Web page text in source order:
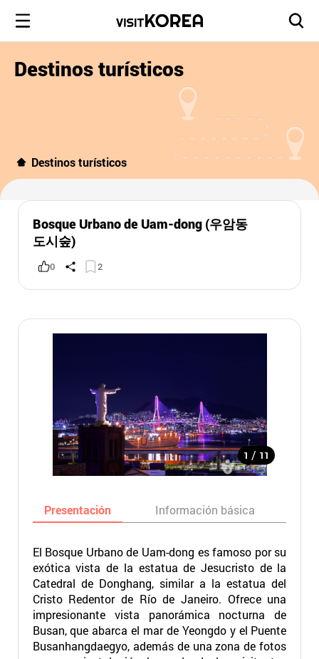
Destinos turísticos
Destinos turísticos
Bosque Urbano de Uam-dong (우암동
도시숲)
0 2
1 / 11
Presentación Información básica
El Bosque Urbano de Uam-dong es famoso por su
exótica vista de la estatua de Jesucristo de la
Catedral de Donghang, similar a la estatua del
Cristo Redentor de Río de Janeiro. Ofrece una
impresionante vista panorámica nocturna de
Busan, que abarca el mar de Yeongdo y el Puente
Busanhangdaegyo, además de una zona de fotos